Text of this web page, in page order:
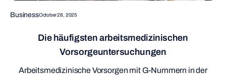
BusinessOctober 28, 2025
Die häufigsten arbeitsmedizinischen
Vorsorgeuntersuchungen
Arbeitsmedizinische Vorsorgen mit G-Nummern in der